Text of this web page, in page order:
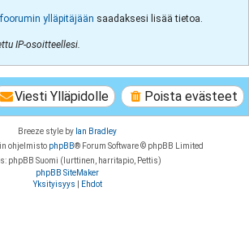
ylläpitäjään saadaksesi lisää tietoa.
IP-osoitteellesi.
Poista evästeet
Viesti Ylläpidolle
Breeze style by Ian Bradley
ohjelmisto phpBB® Forum Software © phpBB Limited
phpBB Suomi (lurttinen, harritapio, Pettis)
phpBB SiteMaker
Yksityisyys
Ehdot